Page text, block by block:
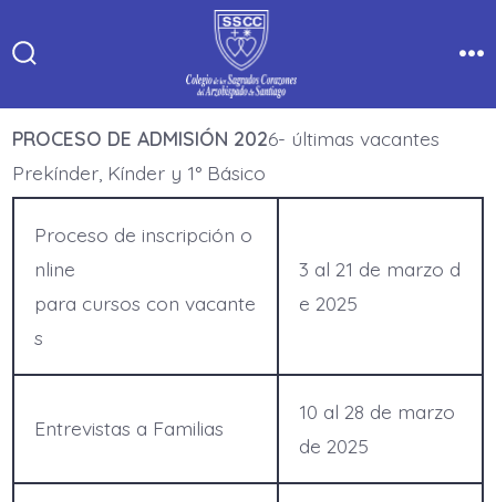
al
búsqueda
PROCESO DE ADMISIÓN 2026- últimas vacantes
Prekínder, Kínder y 1° Básico
Proceso de inscripción o
nline
para cursos con vacante
s
3 al 21 de marzo d
e 2025
Entrevistas a Familias
10 al 28 de marzo
de 2025